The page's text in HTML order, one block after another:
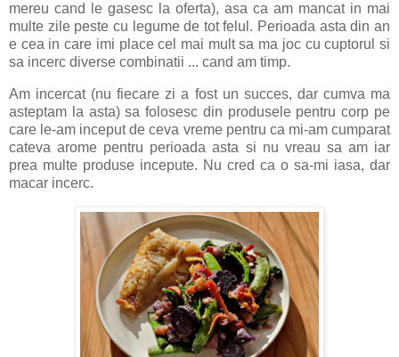
mereu cand le gasesc la oferta), asa ca am mancat in mai
multe zile peste cu legume de tot felul. Perioada asta din an
e cea in care imi place cel mai mult sa ma joc cu cuptorul si
sa incerc diverse combinatii ... cand am timp.
Am incercat (nu fiecare zi a fost un succes, dar cumva ma
asteptam la asta) sa folosesc din produsele pentru corp pe
care le-am inceput de ceva vreme pentru ca mi-am cumparat
cateva arome pentru perioada asta si nu vreau sa am iar
prea multe produse incepute. Nu cred ca o sa-mi iasa, dar
macar incerc.